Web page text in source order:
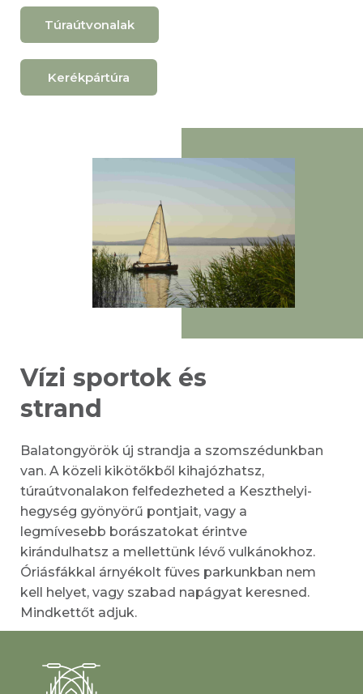
Túraútvonalak
Kerékpártúra
Vízi sportok és
strand
Balatongyörök új strandja a szomszédunkban
van. A közeli kikötőkből kihajózhatsz,
túraútvonalakon felfedezheted a Keszthelyi-
hegység gyönyörű pontjait, vagy a
legmívesebb borászatokat érintve
kirándulhatsz a mellettünk lévő vulkánokhoz.
Óriásfákkal árnyékolt füves parkunkban nem
kell helyet, vagy szabad napágyat keresned.
Mindkettőt adjuk.